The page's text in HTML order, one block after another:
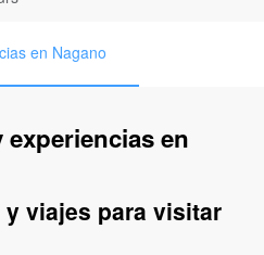
en Nagano
experiencias en
viajes para visitar